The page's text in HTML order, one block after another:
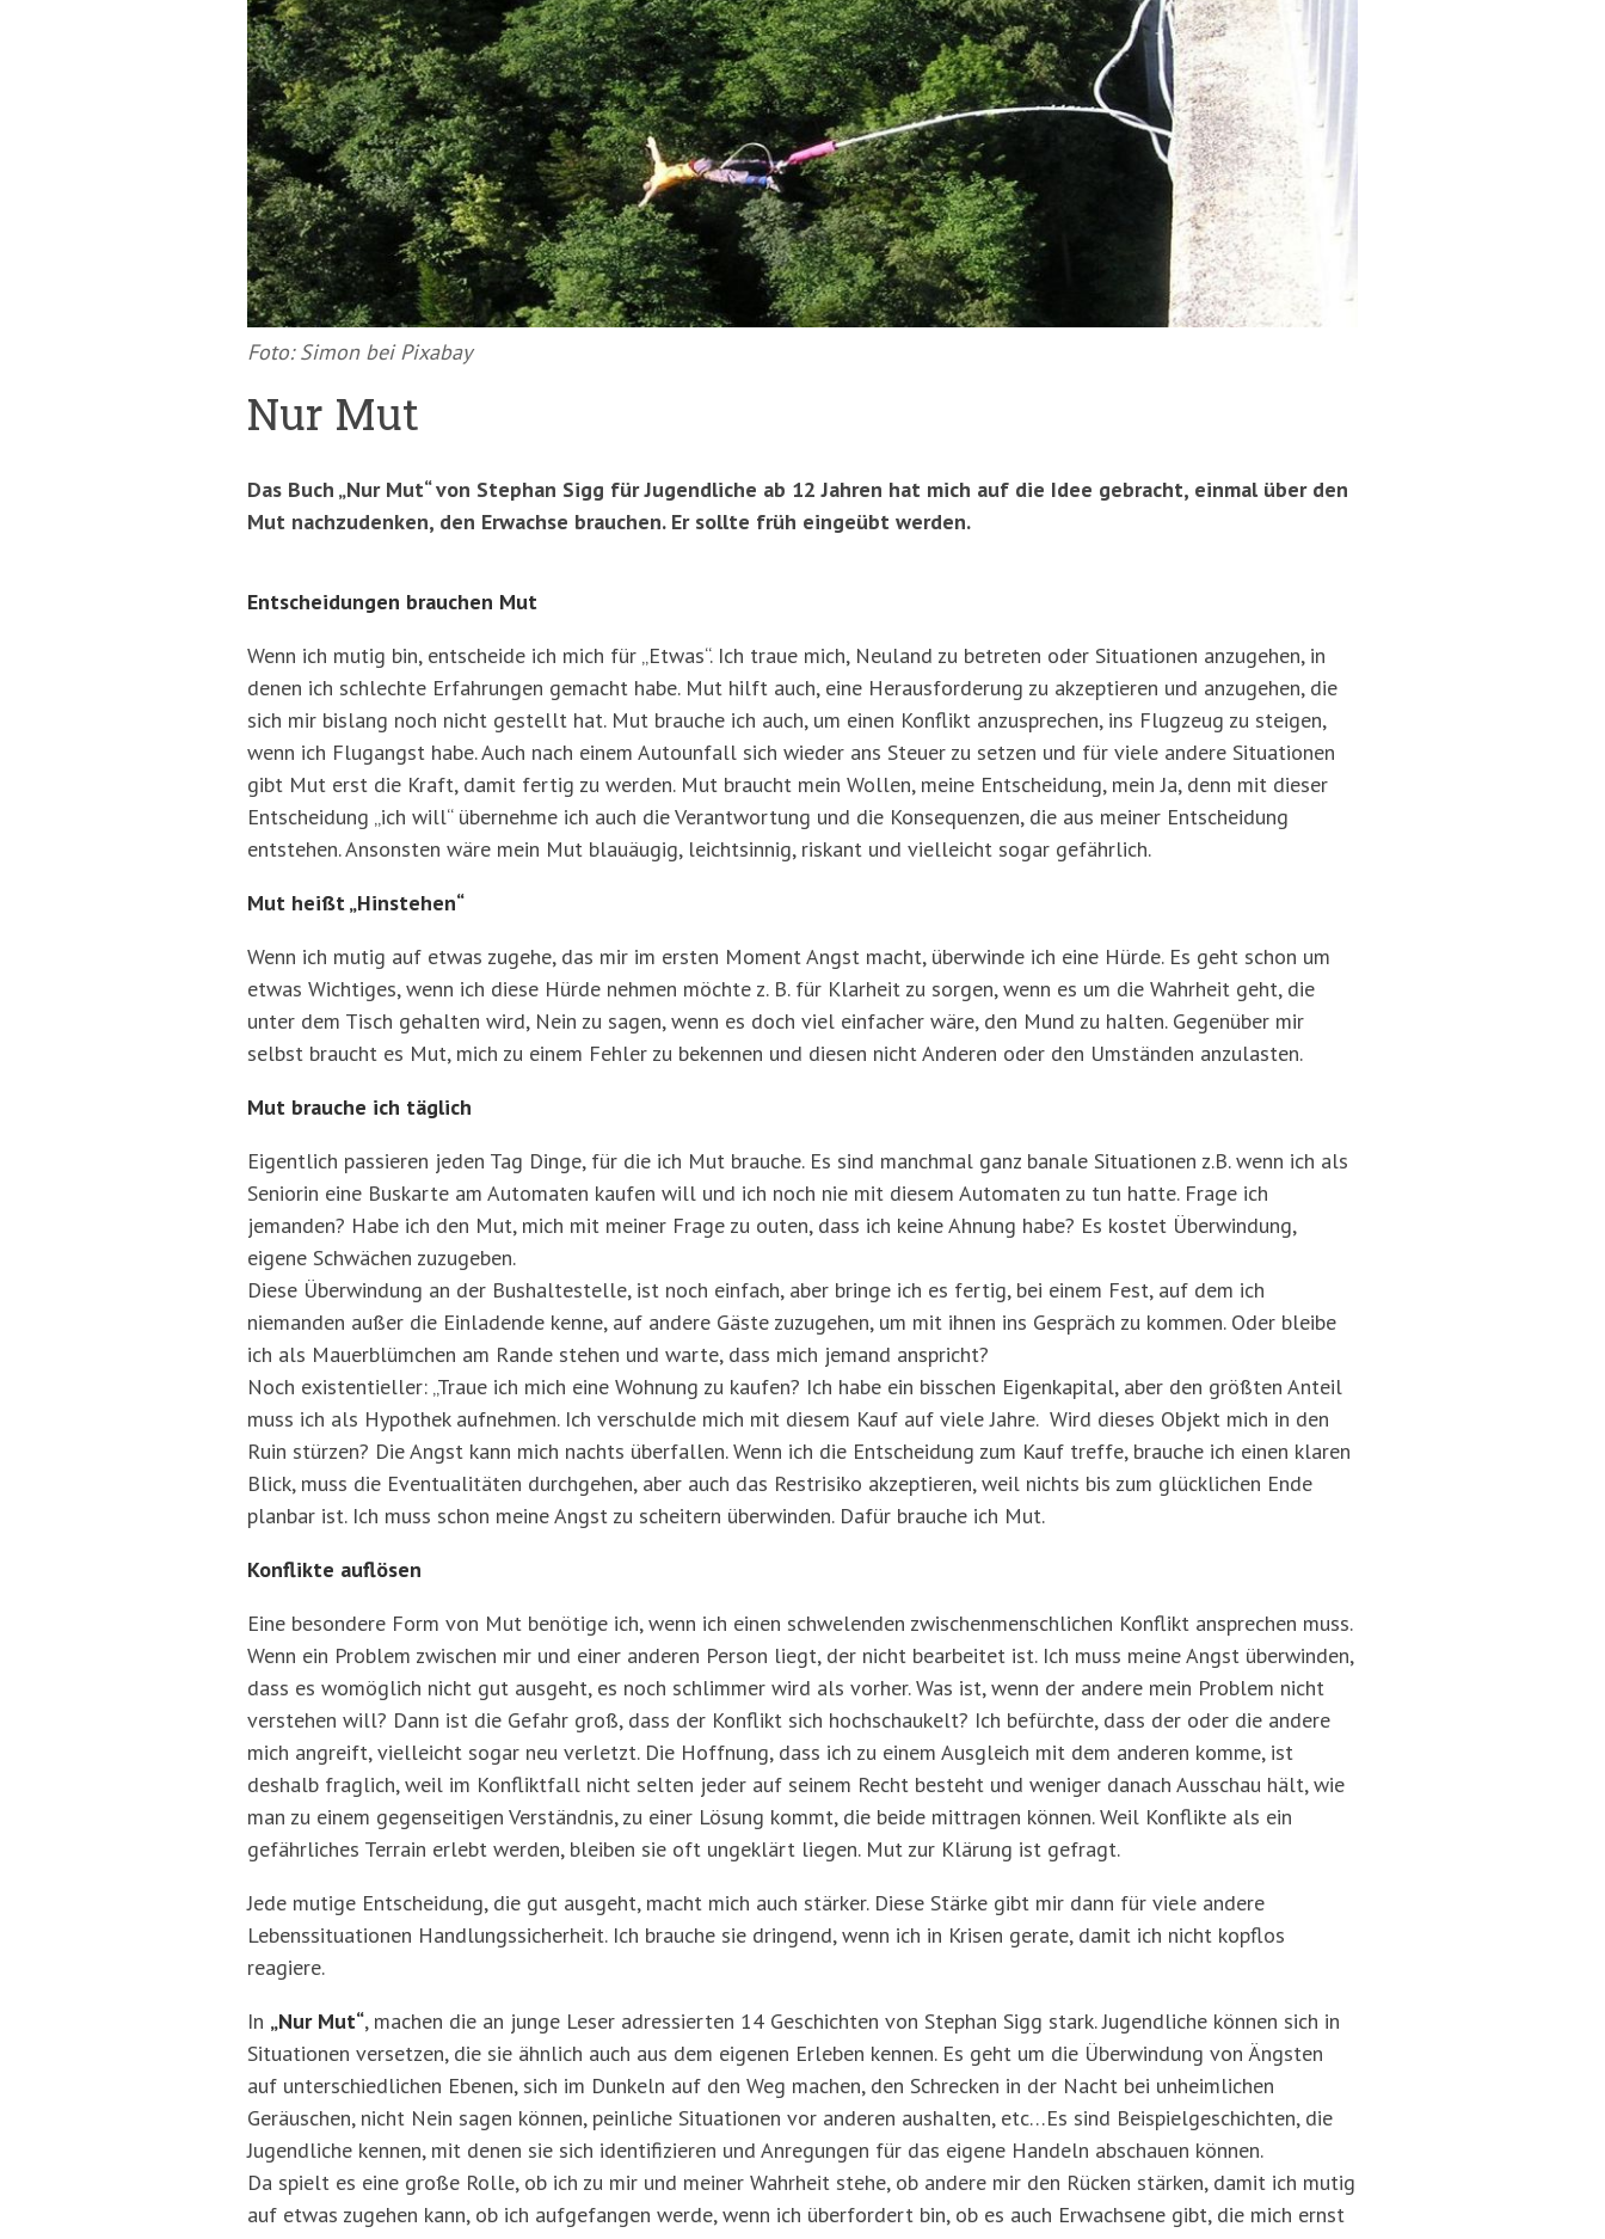
Foto: Simon bei Pixabay
Nur Mut
Das Buch „Nur Mut“ von Stephan Sigg für Jugendliche ab 12 Jahren hat mich auf die Idee gebracht, einmal über den
Mut nachzudenken, den Erwachse brauchen. Er sollte früh eingeübt werden.
Entscheidungen brauchen Mut
Wenn ich mutig bin, entscheide ich mich für „Etwas“. Ich traue mich, Neuland zu betreten oder Situationen anzugehen, in
denen ich schlechte Erfahrungen gemacht habe. Mut hilft auch, eine Herausforderung zu akzeptieren und anzugehen, die
sich mir bislang noch nicht gestellt hat. Mut brauche ich auch, um einen Konflikt anzusprechen, ins Flugzeug zu steigen,
wenn ich Flugangst habe. Auch nach einem Autounfall sich wieder ans Steuer zu setzen und für viele andere Situationen
gibt Mut erst die Kraft, damit fertig zu werden. Mut braucht mein Wollen, meine Entscheidung, mein Ja, denn mit dieser
Entscheidung „ich will“ übernehme ich auch die Verantwortung und die Konsequenzen, die aus meiner Entscheidung
entstehen. Ansonsten wäre mein Mut blauäugig, leichtsinnig, riskant und vielleicht sogar gefährlich.
Mut heißt „Hinstehen“
Wenn ich mutig auf etwas zugehe, das mir im ersten Moment Angst macht, überwinde ich eine Hürde. Es geht schon um
etwas Wichtiges, wenn ich diese Hürde nehmen möchte z. B. für Klarheit zu sorgen, wenn es um die Wahrheit geht, die
unter dem Tisch gehalten wird, Nein zu sagen, wenn es doch viel einfacher wäre, den Mund zu halten. Gegenüber mir
selbst braucht es Mut, mich zu einem Fehler zu bekennen und diesen nicht Anderen oder den Umständen anzulasten.
Mut brauche ich täglich
Eigentlich passieren jeden Tag Dinge, für die ich Mut brauche. Es sind manchmal ganz banale Situationen z.B. wenn ich als
Seniorin eine Buskarte am Automaten kaufen will und ich noch nie mit diesem Automaten zu tun hatte. Frage ich
jemanden? Habe ich den Mut, mich mit meiner Frage zu outen, dass ich keine Ahnung habe? Es kostet Überwindung,
eigene Schwächen zuzugeben.
Diese Überwindung an der Bushaltestelle, ist noch einfach, aber bringe ich es fertig, bei einem Fest, auf dem ich
niemanden außer die Einladende kenne, auf andere Gäste zuzugehen, um mit ihnen ins Gespräch zu kommen. Oder bleibe
ich als Mauerblümchen am Rande stehen und warte, dass mich jemand anspricht?
Noch existentieller: „Traue ich mich eine Wohnung zu kaufen? Ich habe ein bisschen Eigenkapital, aber den größten Anteil
muss ich als Hypothek aufnehmen. Ich verschulde mich mit diesem Kauf auf viele Jahre. Wird dieses Objekt mich in den
Ruin stürzen? Die Angst kann mich nachts überfallen. Wenn ich die Entscheidung zum Kauf treffe, brauche ich einen klaren
Blick, muss die Eventualitäten durchgehen, aber auch das Restrisiko akzeptieren, weil nichts bis zum glücklichen Ende
planbar ist. Ich muss schon meine Angst zu scheitern überwinden. Dafür brauche ich Mut.
Konflikte auflösen
Eine besondere Form von Mut benötige ich, wenn ich einen schwelenden zwischenmenschlichen Konflikt ansprechen muss.
Wenn ein Problem zwischen mir und einer anderen Person liegt, der nicht bearbeitet ist. Ich muss meine Angst überwinden,
dass es womöglich nicht gut ausgeht, es noch schlimmer wird als vorher. Was ist, wenn der andere mein Problem nicht
verstehen will? Dann ist die Gefahr groß, dass der Konflikt sich hochschaukelt? Ich befürchte, dass der oder die andere
mich angreift, vielleicht sogar neu verletzt. Die Hoffnung, dass ich zu einem Ausgleich mit dem anderen komme, ist
deshalb fraglich, weil im Konfliktfall nicht selten jeder auf seinem Recht besteht und weniger danach Ausschau hält, wie
man zu einem gegenseitigen Verständnis, zu einer Lösung kommt, die beide mittragen können. Weil Konflikte als ein
gefährliches Terrain erlebt werden, bleiben sie oft ungeklärt liegen. Mut zur Klärung ist gefragt.
Jede mutige Entscheidung, die gut ausgeht, macht mich auch stärker. Diese Stärke gibt mir dann für viele andere
Lebenssituationen Handlungssicherheit. Ich brauche sie dringend, wenn ich in Krisen gerate, damit ich nicht kopflos
reagiere.
In „Nur Mut“, machen die an junge Leser adressierten 14 Geschichten von Stephan Sigg stark. Jugendliche können sich in
Situationen versetzen, die sie ähnlich auch aus dem eigenen Erleben kennen. Es geht um die Überwindung von Ängsten
auf unterschiedlichen Ebenen, sich im Dunkeln auf den Weg machen, den Schrecken in der Nacht bei unheimlichen
Geräuschen, nicht Nein sagen können, peinliche Situationen vor anderen aushalten, etc…Es sind Beispielgeschichten, die
Jugendliche kennen, mit denen sie sich identifizieren und Anregungen für das eigene Handeln abschauen können.
Da spielt es eine große Rolle, ob ich zu mir und meiner Wahrheit stehe, ob andere mir den Rücken stärken, damit ich mutig
auf etwas zugehen kann, ob ich aufgefangen werde, wenn ich überfordert bin, ob es auch Erwachsene gibt, die mich ernst